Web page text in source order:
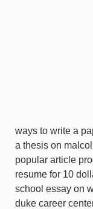
ways to write a
a thesis on
popular article
resume for 10
school essay on
duke career